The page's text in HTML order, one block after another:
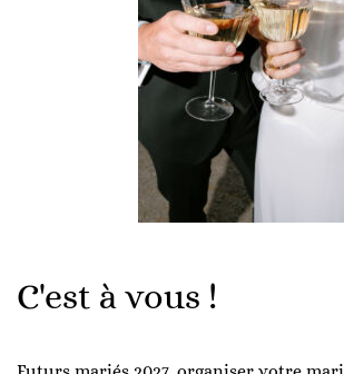
C'est à vous !